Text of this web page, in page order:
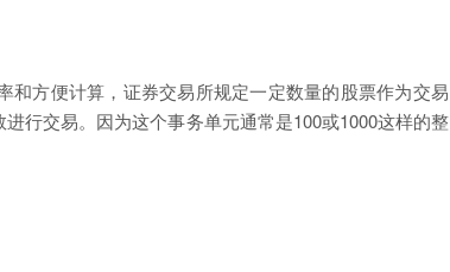
方便计算，证券交易所规定一定数量的股票作为交易
行交易。因为这个事务单元通常是100或1000这样的整